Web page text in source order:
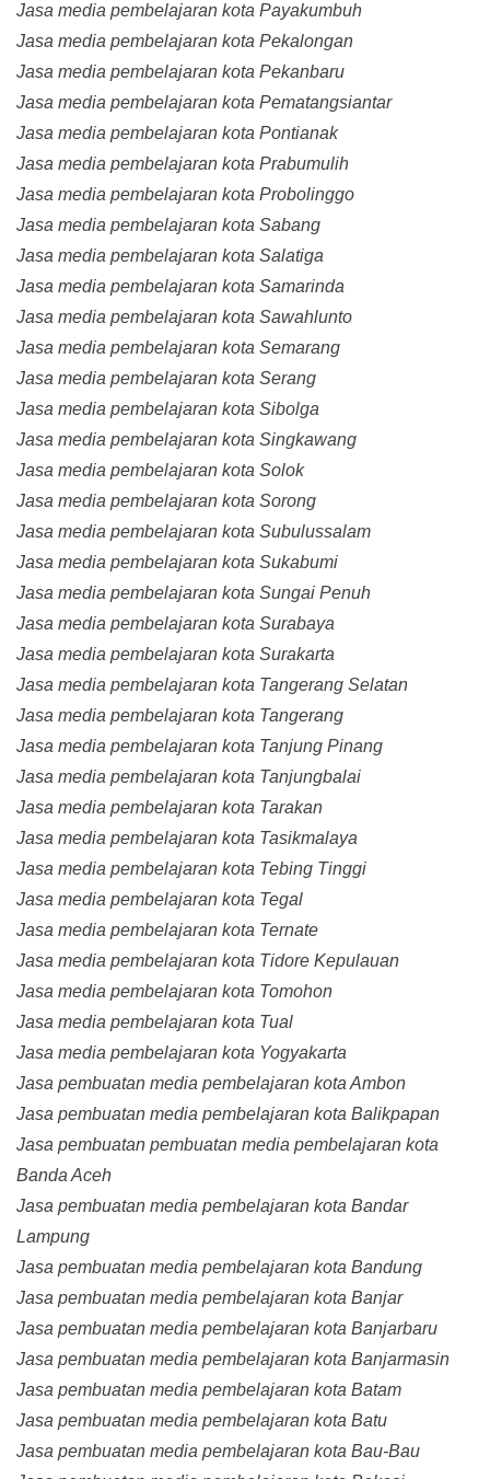
Jasa media pembelajaran kota Payakumbuh
Jasa media pembelajaran kota Pekalongan
Jasa media pembelajaran kota Pekanbaru
Jasa media pembelajaran kota Pematangsiantar
Jasa media pembelajaran kota Pontianak
Jasa media pembelajaran kota Prabumulih
Jasa media pembelajaran kota Probolinggo
Jasa media pembelajaran kota Sabang
Jasa media pembelajaran kota Salatiga
Jasa media pembelajaran kota Samarinda
Jasa media pembelajaran kota Sawahlunto
Jasa media pembelajaran kota Semarang
Jasa media pembelajaran kota Serang
Jasa media pembelajaran kota Sibolga
Jasa media pembelajaran kota Singkawang
Jasa media pembelajaran kota Solok
Jasa media pembelajaran kota Sorong
Jasa media pembelajaran kota Subulussalam
Jasa media pembelajaran kota Sukabumi
Jasa media pembelajaran kota Sungai Penuh
Jasa media pembelajaran kota Surabaya
Jasa media pembelajaran kota Surakarta
Jasa media pembelajaran kota Tangerang Selatan
Jasa media pembelajaran kota Tangerang
Jasa media pembelajaran kota Tanjung Pinang
Jasa media pembelajaran kota Tanjungbalai
Jasa media pembelajaran kota Tarakan
Jasa media pembelajaran kota Tasikmalaya
Jasa media pembelajaran kota Tebing Tinggi
Jasa media pembelajaran kota Tegal
Jasa media pembelajaran kota Ternate
Jasa media pembelajaran kota Tidore Kepulauan
Jasa media pembelajaran kota Tomohon
Jasa media pembelajaran kota Tual
Jasa media pembelajaran kota Yogyakarta
Jasa pembuatan media pembelajaran kota Ambon
Jasa pembuatan media pembelajaran kota Balikpapan
Jasa pembuatan pembuatan media pembelajaran kota
Banda Aceh
Jasa pembuatan media pembelajaran kota Bandar
Lampung
Jasa pembuatan media pembelajaran kota Bandung
Jasa pembuatan media pembelajaran kota Banjar
Jasa pembuatan media pembelajaran kota Banjarbaru
Jasa pembuatan media pembelajaran kota Banjarmasin
Jasa pembuatan media pembelajaran kota Batam
Jasa pembuatan media pembelajaran kota Batu
Jasa pembuatan media pembelajaran kota Bau-Bau